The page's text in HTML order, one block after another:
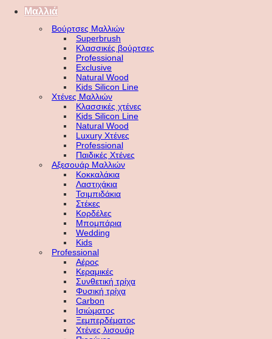
Μαλλιά
Βούρτσες Μαλλιών
Superbrush
Κλασσικές βούρτσες
Professional
Exclusive
Natural Wood
Kids Silicon Line
Χτένες Μαλλιών
Κλασσικές χτένες
Kids Silicon Line
Natural Wood
Luxury Χτένες
Professional
Παιδικές Χτένες
Αξεσουάρ Μαλλιών
Κοκκαλάκια
Λαστιχάκια
Τσιμπιδάκια
Στέκες
Κορδέλες
Μπομπάρια
Wedding
Kids
Professional
Αέρος
Κεραμικές
Συνθετική τρίχα
Φυσική τρίχα
Carbon
Ισιώματος
Ξεμπερδέματος
Χτένες λισουάρ